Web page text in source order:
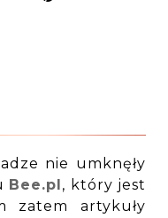
nie umknęły
Bee.pl , który jest
zatem artykuły